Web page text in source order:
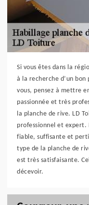
Si vous êtes dans la
à la recherche d’un
vous, pensez à mettre
passionnée et très
la planche de rive. LD
professionnel et expert.
fiable, suffisante et
type de la planche de
est très satisfaisante.
décevoir.